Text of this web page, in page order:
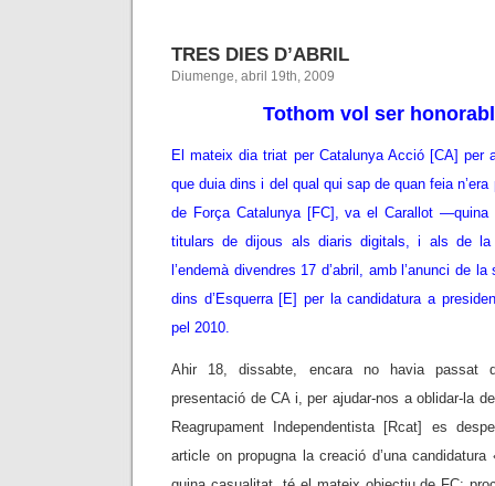
TRES DIES D’ABRIL
Diumenge, abril 19th, 2009
Tothom vol ser
El mateix dia triat per Catalunya Acció [CA] per
que duia dins i del qual qui sap de quan feia
de Força Catalunya [FC], va el Carallot
titulars de dijous als diaris digitals, i als de la
l’endemà divendres 17 d’abril, amb l’anunci de
dins d’Esquerra [E] per la candidatura a
pel 2010.
Ahir 18, dissabte, encara no havia passat
presentació de CA i, per ajudar-nos a oblidar-la
Reagrupament Independentista [Rcat] es
article on propugna la creació d’una candidatura